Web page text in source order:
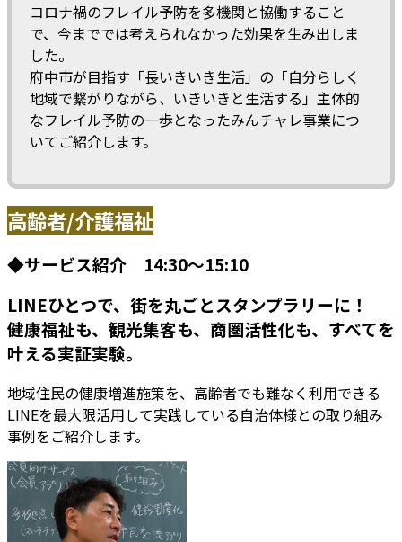
コロナ禍のフレイル予防を多機関と協働すること
で、今まででは考えられなかった効果を生み出しま
した。
府中市が目指す「長いきいき生活」の「自分らしく
地域で繋がりながら、いきいきと生活する」主体的
なフレイル予防の一歩となったみんチャレ事業につ
いてご紹介します。
高齢者/介護福祉
◆サービス紹介 14:30～15:10
LINEひとつで、街を丸ごとスタンプラリーに！
健康福祉も、観光集客も、商圏活性化も、すべてを
叶える実証実験。
地域住民の健康増進施策を、高齢者でも難なく利用できる
LINEを最大限活用して実践している自治体様との取り組み
事例をご紹介します。